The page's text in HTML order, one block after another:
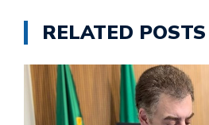
RELATED POSTS